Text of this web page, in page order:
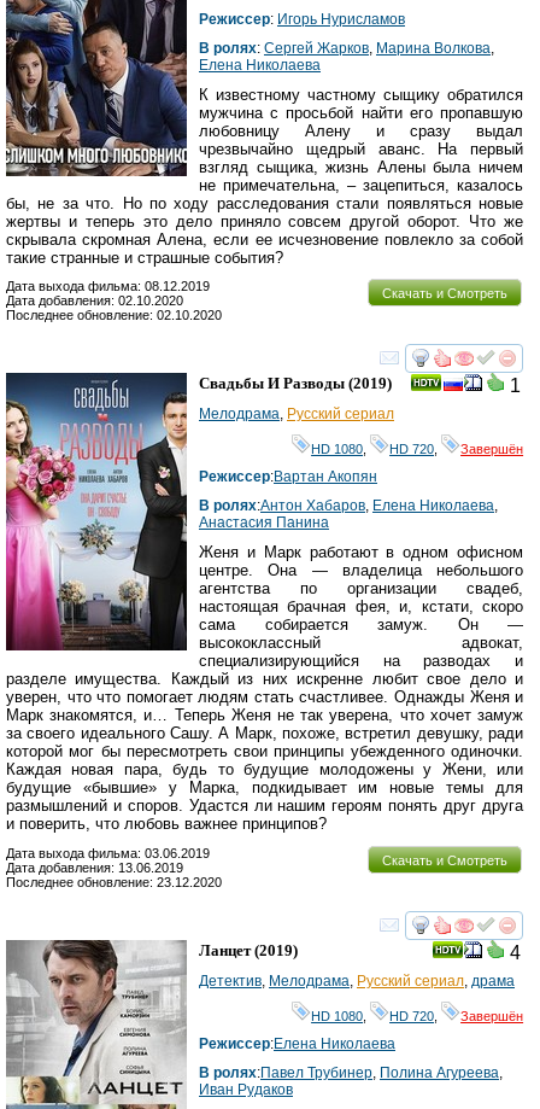
Режиссер: Игорь Нурисламов
В ролях: Сергей Жарков Марина Волкова
Елена Николаева
К известному частному сыщику обратился
мужчина с просьбой найти его пропавшую
любовницу Алену и сразу выдал
чрезвычайно щедрый аванс. На первый
взгляд сыщика, жизнь Алены была ничем
не примечательна, – зацепиться, казалось
бы, не за что. Но по ходу расследования стали появляться новые
жертвы и теперь это дело приняло совсем другой оборот. Что же
скрывала скромная Алена, если ее исчезновение повлекло за собой
такие странные и страшные события?
Скачать и Смотреть
Дата выхода фильма: 08.12.2019
Дата добавления: 02.10.2020
Последнее обновление: 02.10.2020
смотреть
1
Свадьбы И Разводы (2019)
Мелодрама, Русский сериал
HD 1080 HD 720 Завершён
Режиссер:Вартан Акопян
В ролях:Антон Хабаров, Елена Николаева,
Анастасия Панина
Женя и Марк работают в одном офисном
центре. Она — владелица небольшого
агентства по организации свадеб,
настоящая брачная фея, и, кстати, скоро
сама собирается замуж. Он —
высококлассный адвокат,
специализирующийся на разводах и
разделе имущества. Каждый из них искренне любит свое дело и
уверен, что что помогает людям стать счастливее. Однажды Женя и
Марк знакомятся, и… Теперь Женя не так уверена, что хочет замуж
за своего идеального Сашу. А Марк, похоже, встретил девушку, ради
которой мог бы пересмотреть свои принципы убежденного одиночки.
Каждая новая пара, будь то будущие молодожены у Жени, или
будущие «бывшие» у Марка, подкидывает им новые темы для
размышлений и споров. Удастся ли нашим героям понять друг друга
и поверить, что любовь важнее принципов?
Скачать и Смотреть
Дата выхода фильма: 03.06.2019
Дата добавления: 13.06.2019
Последнее обновление: 23.12.2020
смотреть
4
Ланцет(2019)
Детектив, Мелодрама, Русский сериал, драма
HD 1080 HD 720 Завершён
Режиссер:Елена Николаева
В ролях:Павел Трубинер, Полина Агуреева,
Иван Рудаков